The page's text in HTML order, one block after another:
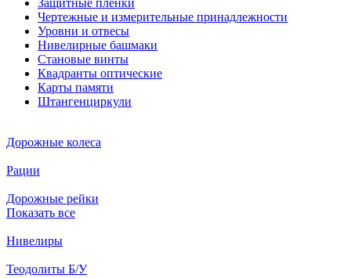
Защитные пленки
Чертежные и измерительные принадлежности
Уровни и отвесы
Нивелирные башмаки
Становые винты
Квадранты оптические
Карты памяти
Штангенциркули
Дорожные колеса
Рации
Дорожные рейки
Показать все
Нивелиры
Теодолиты Б/У